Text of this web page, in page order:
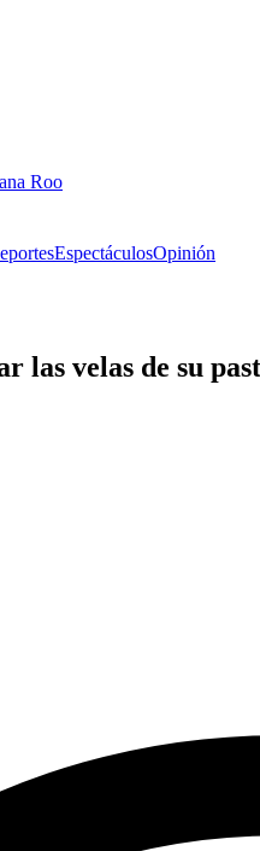
Roo
EspectáculosOpinión
velas de su